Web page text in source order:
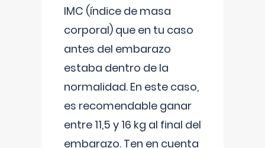
IMC (índice de masa
corporal) que en tu caso
antes del embarazo
estaba dentro de la
normalidad. En este caso,
es recomendable ganar
entre 11,5 y 16 kg al final del
embarazo. Ten en cuenta